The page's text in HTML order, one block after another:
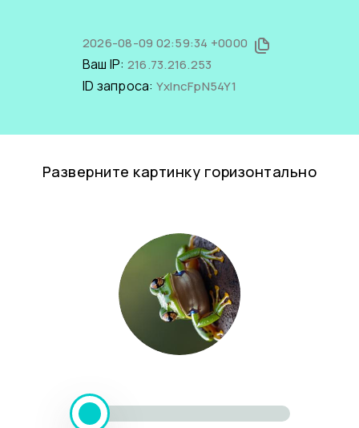
2026-08-09 02:59:34 +0000
Ваш IP: 216.73.216.253
ID запроса: YxIncFpN54Y1
Разверните картинку горизонтально